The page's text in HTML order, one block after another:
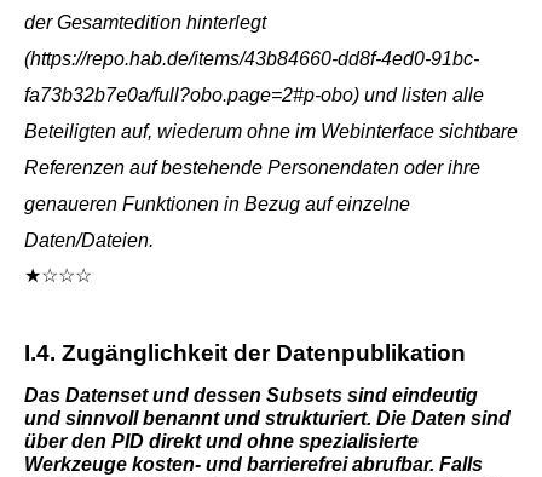
der Gesamtedition hinterlegt
(https://repo.hab.de/items/43b84660-dd8f-4ed0-91bc-
fa73b32b7e0a/full?obo.page=2#p-obo) und listen alle
Beteiligten auf, wiederum ohne im Webinterface sichtbare
Referenzen auf bestehende Personendaten oder ihre
genaueren Funktionen in Bezug auf einzelne
Daten/Dateien.
★☆☆☆
I.4. Zugänglichkeit der Datenpublikation
Das Datenset und dessen Subsets sind eindeutig
und sinnvoll benannt und strukturiert. Die Daten sind
über den PID direkt und ohne spezialisierte
Werkzeuge kosten- und barrierefrei abrufbar. Falls